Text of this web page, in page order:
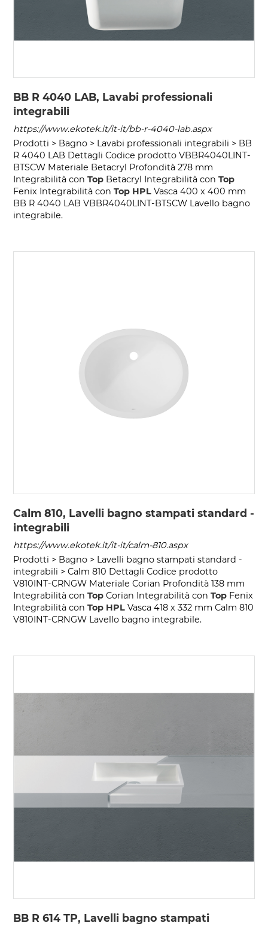
BB R 4040 LAB, Lavabi professionali
integrabili
https://www.ekotek.it/it-it/bb-r-4040-lab.aspx
Prodotti > Bagno > Lavabi professionali integrabili > BB
R 4040 LAB Dettagli Codice prodotto VBBR4040LINT-
BTSCW Materiale Betacryl Profondità 278 mm
Integrabilità conTop Betacryl Integrabilità conTop
Fenix Integrabilità conTop HPL Vasca 400 x 400 mm
BB R 4040 LAB VBBR4040LINT-BTSCW Lavello bagno
integrabile.
Calm 810, Lavelli bagno stampati standard -
integrabili
https://www.ekotek.it/it-it/calm-810.aspx
Prodotti > Bagno > Lavelli bagno stampati standard -
integrabili > Calm 810 Dettagli Codice prodotto
V810INT-CRNGW Materiale Corian Profondità 138 mm
Integrabilità conTop Corian Integrabilità conTop Fenix
Integrabilità conTop HPL Vasca 418 x 332 mm Calm 810
V810INT-CRNGW Lavello bagno integrabile.
BB R 614 TP, Lavelli bagno stampati